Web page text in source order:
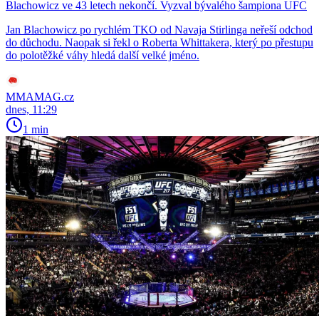
Blachowicz ve 43 letech nekončí. Vyzval bývalého šampiona UFC
Jan Blachowicz po rychlém TKO od Navaja Stirlinga neřeší odchod
do důchodu. Naopak si řekl o Roberta Whittakera, který po přestupu
do polotěžké váhy hledá další velké jméno.
MMAMAG.cz
dnes, 11:29
1 min